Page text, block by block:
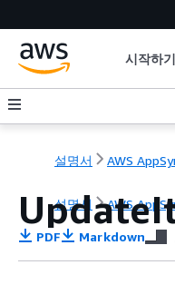
시작하기
설명서 AWS
설명서 AWS
PDF Markdown